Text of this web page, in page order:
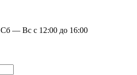
Сб — Вс с 12:00 до 16:00